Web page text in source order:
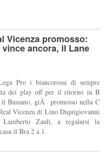
Vicenza promosso:
ancora, il Lane
Pro i biancorossi di sempre
dei play off per il ritorno in B
il Bassano, giÃ promosso nella C
Vicenza di Lino Diquigiovanni
Lamberto Zauli, a regalarsi la
il Bra 2 a 1.